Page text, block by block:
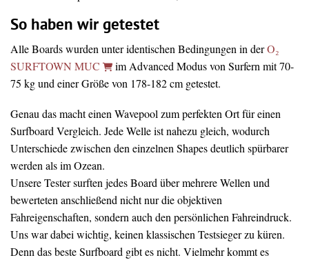
So haben wir getestet
Alle Boards wurden unter identischen Bedingungen in derO₂
SURFTOWN MUC
im Advanced Modus von Surfern mit 70-
75 kg und einer Größe von 178-182 cm getestet.
Genau das macht einen Wavepool zum perfekten Ort für einen
Surfboard Vergleich. Jede Welle ist nahezu gleich, wodurch
Unterschiede zwischen den einzelnen Shapes deutlich spürbarer
werden als im Ozean.
Unsere Tester surften jedes Board über mehrere Wellen und
bewerteten anschließend nicht nur die objektiven
Fahreigenschaften, sondern auch den persönlichen Fahreindruck.
Uns war dabei wichtig, keinen klassischen Testsieger zu küren.
Denn das beste Surfboard gibt es nicht. Vielmehr kommt es